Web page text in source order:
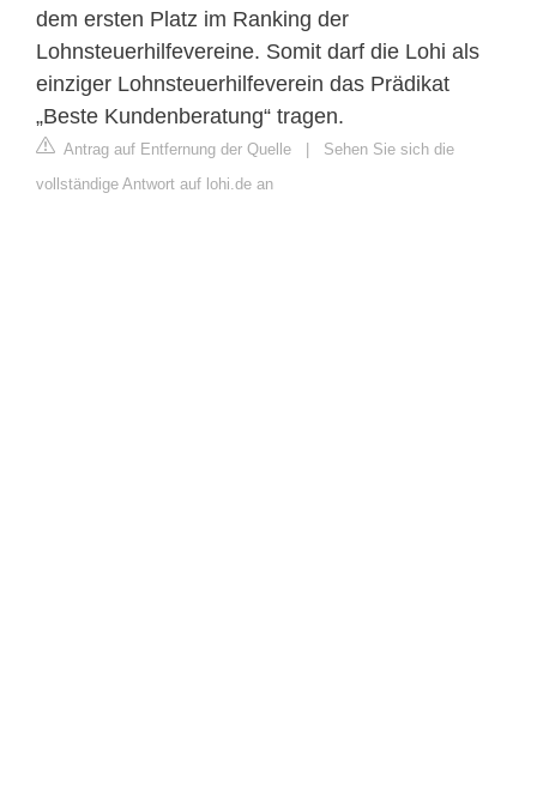
dem ersten Platz im Ranking der
Lohnsteuerhilfevereine. Somit darf die Lohi als
einziger Lohnsteuerhilfeverein das Prädikat
„Beste Kundenberatung“ tragen.
Antrag auf Entfernung der Quelle | Sehen Sie sich die
vollständige Antwort auf lohi.de an